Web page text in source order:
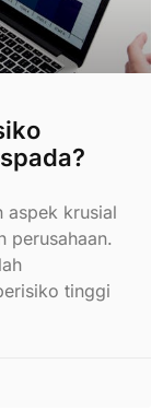
aspek krusial
perusahaan.
tinggi